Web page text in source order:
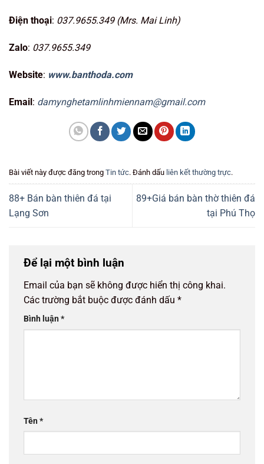
Điện thoại: 037.9655.349 (Mrs. Mai Linh)
Zalo: 037.9655.349
Website: www.banthoda.com
Email: damynghetamlinhmiennam@gmail.com
Bài viết này được đăng trong Tin tức. Đánh dấu liên kết thường trực.
88+ Bán bàn thiên đá tại
Lạng Sơn
89+Giá bán bàn thờ thiên đá
tại Phú Thọ
Để lại một bình luận
Email của bạn sẽ không được hiển thị công khai.
Các trường bắt buộc được đánh dấu *
Bình luận*
Tên*